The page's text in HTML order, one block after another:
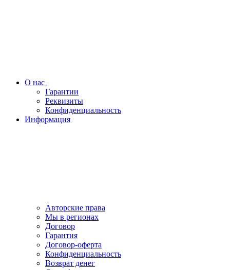
О нас
Гарантии
Реквизиты
Конфиденциальность
Информация
Авторские права
Мы в регионах
Договор
Гарантия
Договор-оферта
Конфиденциальность
Возврат денег